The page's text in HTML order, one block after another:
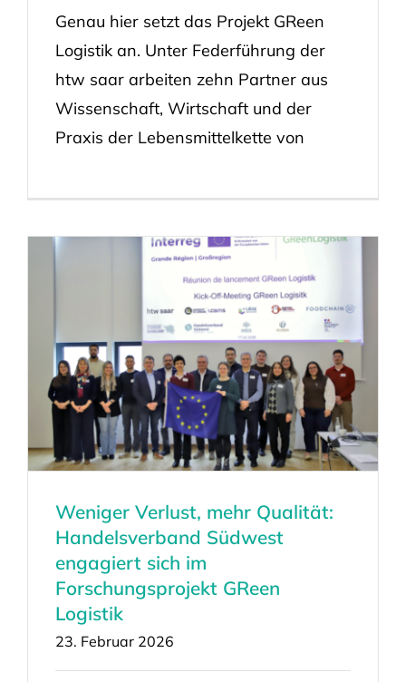
Genau hier setzt das Projekt GReen
Logistik an. Unter Federführung der
htw saar arbeiten zehn Partner aus
Wissenschaft, Wirtschaft und der
Praxis der Lebensmittelkette von
Weniger Verlust, mehr Qualität:
Handelsverband Südwest
engagiert sich im
Forschungsprojekt GReen
Logistik
23. Februar 2026